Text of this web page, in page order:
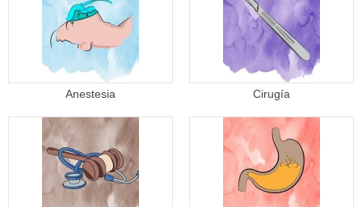
Anestesia Cirugía